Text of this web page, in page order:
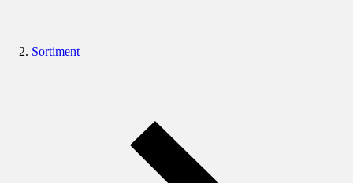
Sortiment